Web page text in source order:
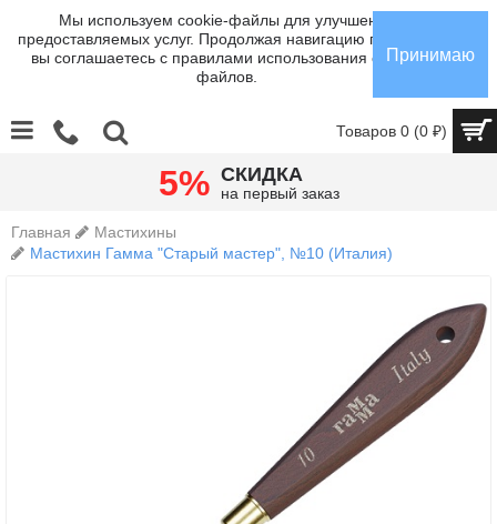
Мы используем cookie-файлы для улучшения
предоставляемых услуг. Продолжая навигацию по сайту,
вы соглашаетесь с правилами использования cookie-
файлов.
Принимаю
Товаров 0 (0 ₽)
5% СКИДКА
на первый заказ
Главная
Мастихины
Мастихин Гамма "Старый мастер", №10 (Италия)